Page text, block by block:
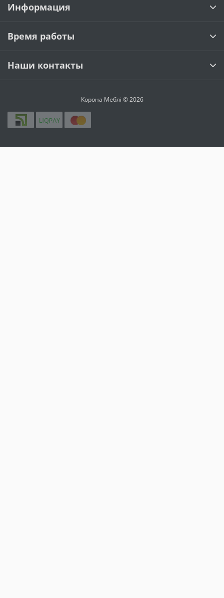
Информация
Время работы
Наши контакты
Корона Меблі © 2026